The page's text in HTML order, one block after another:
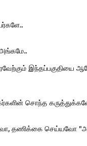
சொந்த
தணிக்கை செய்யவோ